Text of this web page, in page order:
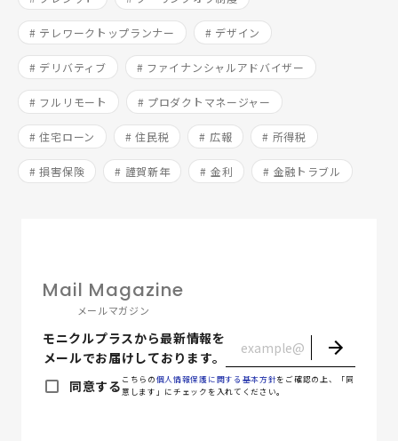
# テレワークトップランナー # デザイン
# デリバティブ # ファイナンシャルアドバイザー
# フルリモート # プロダクトマネージャー
# 住宅ローン # 住民税 # 広報 # 所得税
# 損害保険 # 謹賀新年 # 金利 # 金融トラブル
Mail Magazine
メールマガジン
モニクルプラスから最新情報を
メールでお届けしております。
こちらの個人情報保護に関する基本方針をご確認の上、「同
意します」にチェックを入れてください。
同意する